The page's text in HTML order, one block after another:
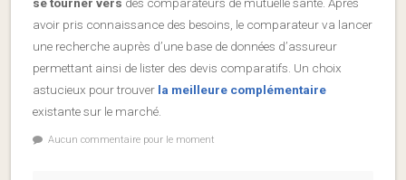
avoir pris connaissance des besoins, le comparateur va lancer
une recherche auprès d’une base de données d’assureur
permettant ainsi de lister des devis comparatifs. Un choix
astucieux pour trouver la meilleure complémentaire
existante sur le marché.
Aucun commentaire pour le moment